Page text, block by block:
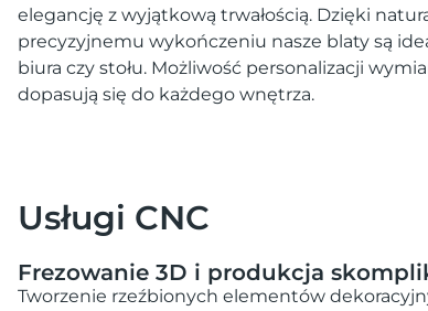
elegancję z wyjątkową trwałością. Dzięki
precyzyjnemu wykończeniu nasze blaty są
biura czy stołu. Możliwość personalizacji
dopasują się do każdego wnętrza.
Usługi CNC
Frezowanie 3D i produkcja
Tworzenie rzeźbionych elementów